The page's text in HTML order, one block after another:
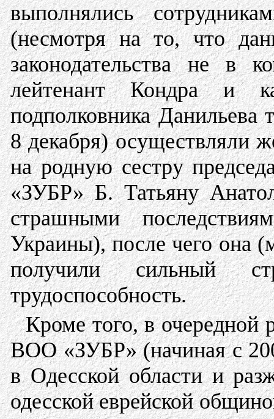
выполнялись
(несмотря на то, что
законодательства не в
лейтенант Кондра и
подполковника Данильева
8 декабря) осуществляли
на родную сестру
«ЗУБР» Б. Татьяну
страшными
Украины), после чего она
получили сильный
трудоспособность.
Кроме того, в очередной
ВОО «ЗУБР» (начиная с
в Одесской области и
одесской еврейской